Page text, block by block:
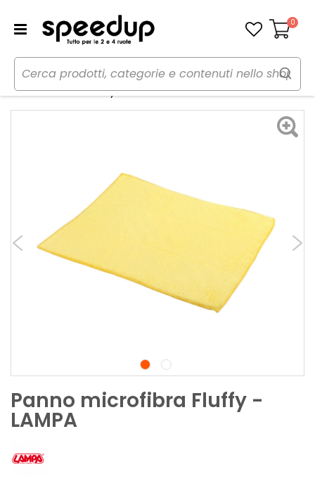
Carrello
0
Home Auto Cura dell'auto
Panni, pelli e spugne
Panno microfibra Fluffy - LAMPA
Panno microfibra Fluffy -
LAMPA